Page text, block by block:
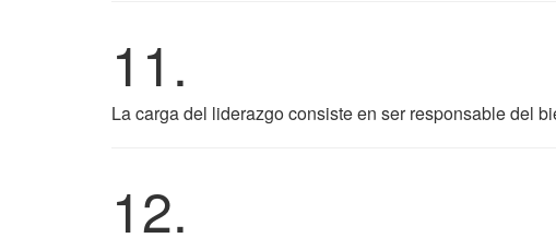
11.
La carga del liderazgo consiste en ser responsable del
12.